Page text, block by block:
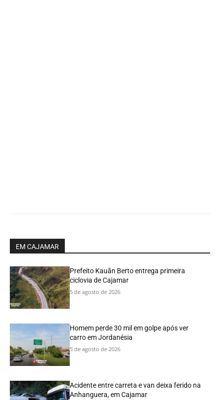
EM CAJAMAR
Prefeito Kauãn Berto entrega primeira
ciclovia de Cajamar
5 de agosto de 2026
Homem perde 30 mil em golpe após ver
carro em Jordanésia
5 de agosto de 2026
Acidente entre carreta e van deixa ferido na
Anhanguera, em Cajamar